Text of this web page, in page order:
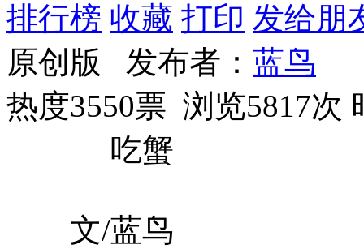
排行榜 收藏 打印 发给朋
原创版 发布者： 蓝鸟
热度3550票 浏览5817次
吃蟹
文/蓝鸟